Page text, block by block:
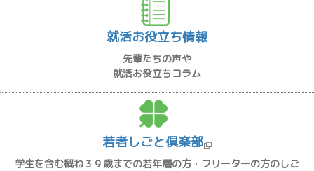
就活お役立ち情報
先輩たちの声や
就活お役立ちコラム
若者しごと倶楽部
学生を含む概ね３９歳までの若年層の方・フリーターの方のしご